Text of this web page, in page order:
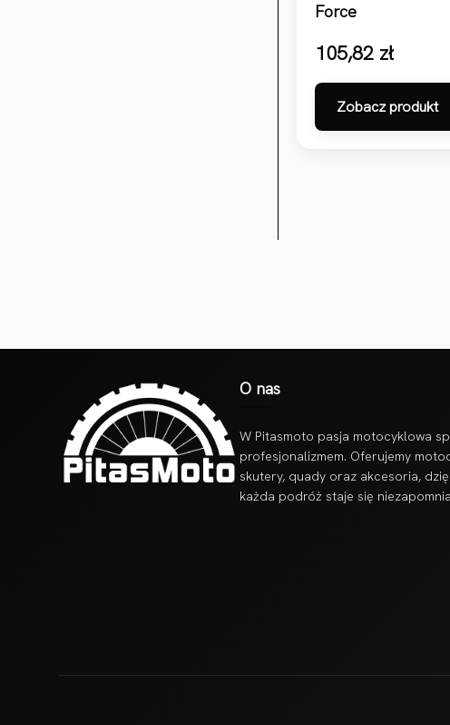
Force
105,82 zł
Zobacz produkt
O nas
W Pitasmoto pasja motocyklowa
profesjonalizmem. Oferujemy
skutery, quady oraz akcesoria,
każda podróż staje się